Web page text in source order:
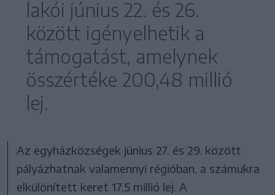
lakói június 22. és 26.
között igényelhetik a
támogatást, amelynek
összértéke 200,48 millió
lej.
Az egyházközségek június 27. és 29. között
pályázhatnak valamennyi régióban, a számukra
elkülönített keret 17,5 millió lej. A